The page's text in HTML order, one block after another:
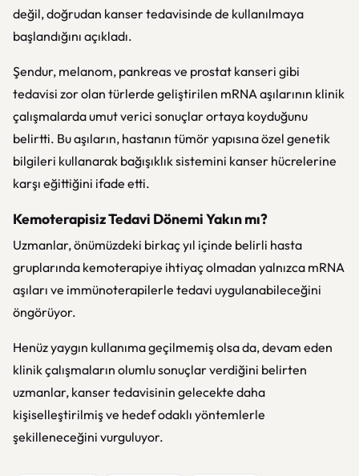
değil, doğrudan kanser tedavisinde de kullanılmaya
başlandığını açıkladı.
Şendur, melanom, pankreas ve prostat kanseri gibi
tedavisi zor olan türlerde geliştirilen mRNA aşılarının klinik
çalışmalarda umut verici sonuçlar ortaya koyduğunu
belirtti. Bu aşıların, hastanın tümör yapısına özel genetik
bilgileri kullanarak bağışıklık sistemini kanser hücrelerine
karşı eğittiğini ifade etti.
Kemoterapisiz Tedavi Dönemi Yakın mı?
Uzmanlar, önümüzdeki birkaç yıl içinde belirli hasta
gruplarında kemoterapiye ihtiyaç olmadan yalnızca mRNA
aşıları ve immünoterapilerle tedavi uygulanabileceğini
öngörüyor.
Henüz yaygın kullanıma geçilmemiş olsa da, devam eden
klinik çalışmaların olumlu sonuçlar verdiğini belirten
uzmanlar, kanser tedavisinin gelecekte daha
kişiselleştirilmiş ve hedef odaklı yöntemlerle
şekilleneceğini vurguluyor.